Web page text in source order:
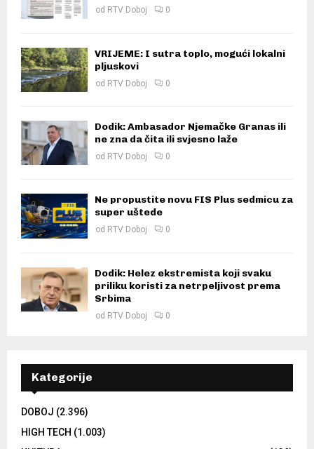
od RTV Doboj 0
VRIJEME: I sutra toplo, mogući lokalni
pljuskovi
od RTV Doboj 0
Dodik: Ambasador Njemačke Granas ili
ne zna da čita ili svjesno laže
od RTV Doboj 0
Ne propustite novu FIS Plus sedmicu za
super uštede
od RTV Doboj 0
Dodik: Helez ekstremista koji svaku
priliku koristi za netrpeljivost prema
Srbima
od RTV Doboj 0
Kategorije
DOBOJ (2.396)
HIGH TECH (1.003)